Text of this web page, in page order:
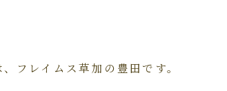
フレイムス草加の豊田です。